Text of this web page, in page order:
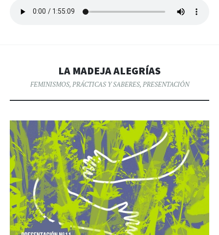
LA MADEJA ALEGRÍAS
FEMINISMOS, PRÁCTICAS Y SABERES, PRESENTACIÓN